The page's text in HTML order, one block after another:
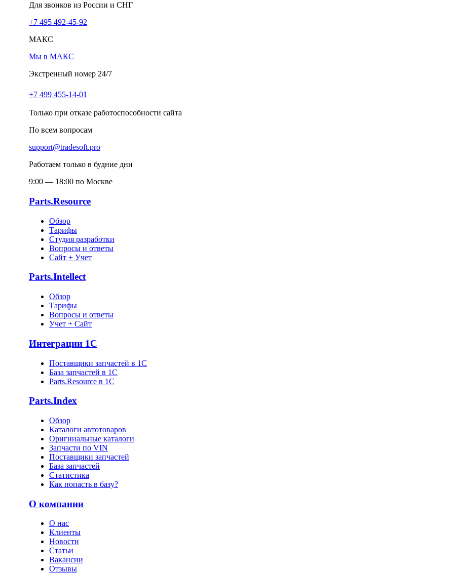
Для звонков из России и СНГ
+7 495 492-45-92
МАКС
Мы в МАКС
Экстренный номер 24/7
+7 499 455-14-01
Только при отказе работоспособности сайта
По всем вопросам
support@tradesoft.pro
Работаем только в будние дни
9:00 — 18:00 по Москве
Parts.Resource
Обзор
Тарифы
Студия разработки
Вопросы и ответы
Сайт + Учет
Parts.Intellect
Обзор
Тарифы
Вопросы и ответы
Учет + Сайт
Интеграции 1С
Поставщики запчастей в 1C
База запчастей в 1С
Parts.Resource в 1C
Parts.Index
Обзор
Каталоги автотоваров
Оригинальные каталоги
Запчасти по VIN
Поставщики запчастей
База запчастей
Статистика
Как попасть в базу?
О компании
О нас
Клиенты
Новости
Статьи
Вакансии
Отзывы